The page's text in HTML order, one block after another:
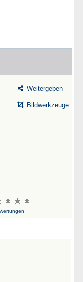
Weitergeben
Bildwerkzeuge